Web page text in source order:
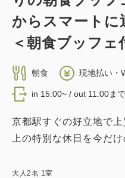
からスマートに
＜朝食ブッフェ
朝食 現地払い・
in 15:00~ / out 11:00まで
京都駅すぐの好立地で
上の特別な休日を今だ
大人 2名 1 室